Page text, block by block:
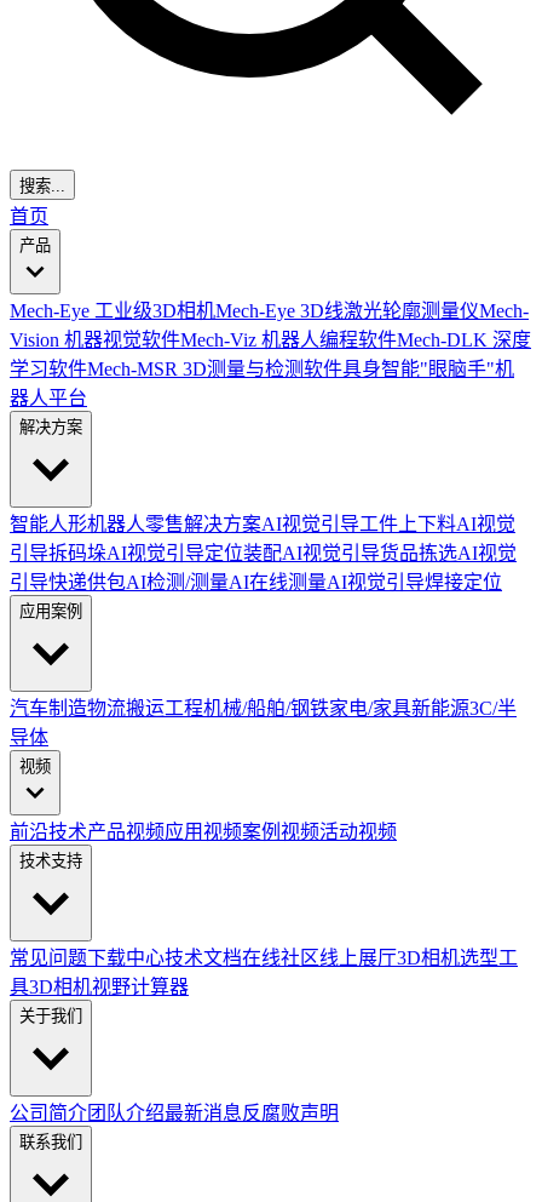
搜索...
首页
产品
Mech-Eye 工业级3D相机Mech-Eye 3D线激光轮廓测量仪Mech-
Vision 机器视觉软件Mech-Viz 机器人编程软件Mech-DLK 深度
学习软件Mech-MSR 3D测量与检测软件具身智能"眼脑手"机
器人平台
解决方案
智能人形机器人零售解决方案AI视觉引导工件上下料AI视觉
引导拆码垛AI视觉引导定位装配AI视觉引导货品拣选AI视觉
引导快递供包AI检测/测量AI在线测量AI视觉引导焊接定位
应用案例
汽车制造物流搬运工程机械/船舶/钢铁家电/家具新能源3C/半
导体
视频
前沿技术产品视频应用视频案例视频活动视频
技术支持
常见问题下载中心技术文档在线社区线上展厅3D相机选型工
具3D相机视野计算器
关于我们
公司简介团队介绍最新消息反腐败声明
联系我们